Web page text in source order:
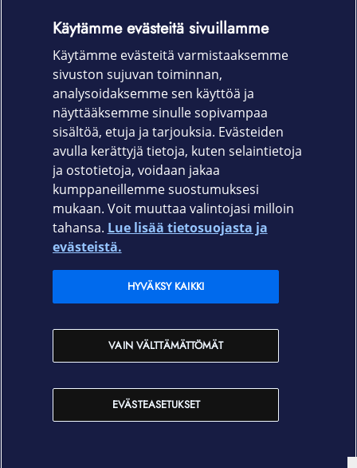
Korkeus: 29,44 cm
Paino: 9,5 kg
Takuu
12 kk
Elisa.fi
Elisan myymälät
Käytämme evästeitä sivuillamme
Käytämme evästeitä varmistaaksemme
sivuston sujuvan toiminnan,
analysoidaksemme sen käyttöä ja
näyttääksemme sinulle sopivampaa
sisältöä, etuja ja tarjouksia. Evästeiden
avulla kerättyjä tietoja, kuten selaintietoja
ja ostotietoja, voidaan jakaa
kumppaneillemme suostumuksesi
mukaan. Voit muuttaa valintojasi milloin
tahansa. Lue lisää tietosuojasta ja
evästeistä.
EVÄSTEASETUKSET
VAIN VÄLTTÄMÄTTÖMÄT
HYVÄKSY KAIKKI